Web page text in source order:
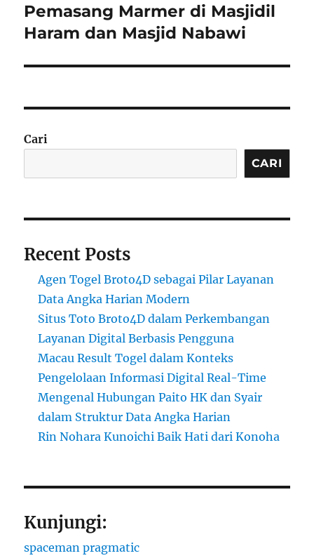
post:
Pemasang Marmer di Masjidil
Haram dan Masjid Nabawi
Cari
CARI
Recent Posts
Agen Togel Broto4D sebagai Pilar Layanan
Data Angka Harian Modern
Situs Toto Broto4D dalam Perkembangan
Layanan Digital Berbasis Pengguna
Macau Result Togel dalam Konteks
Pengelolaan Informasi Digital Real-Time
Mengenal Hubungan Paito HK dan Syair
dalam Struktur Data Angka Harian
Rin Nohara Kunoichi Baik Hati dari Konoha
Kunjungi:
spaceman pragmatic